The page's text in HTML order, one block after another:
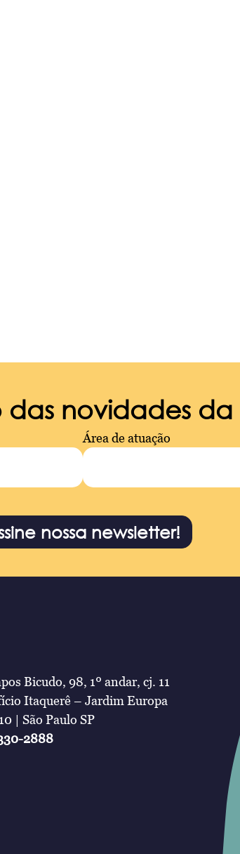
das novidades
Área de atuação
nossa newsletter!
Bicudo, 98, 1º andar, cj. 11
Itaquerê – Jardim Europa
| São Paulo SP
2888